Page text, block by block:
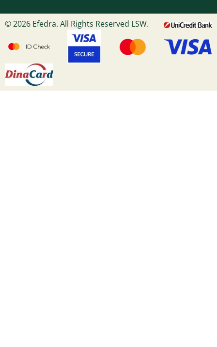
© 2026 Efedra. All Rights Reserved LSW.